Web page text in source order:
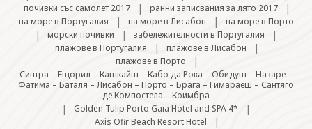
почивки със самолет 2017 | ранни записвания за лято 2017 |
на море в Португалия | на море в Лисабон | на море в Порто
| морски почивки | забележителности в Португалия |
плажове в Португалия | плажове в Лисабон |
плажове в Порто |
Синтра – Ещорил – Кашкайш – Кабо да Рока – Обидуш – Назаре –
Фатима – Баталя – Лисабон – Порто – Брага – Гимараеш – Сантяго
де Компостела – Коимбра
| Golden Tulip Porto Gaia Hotel and SPA 4* |
Axis Ofir Beach Resort Hotel |